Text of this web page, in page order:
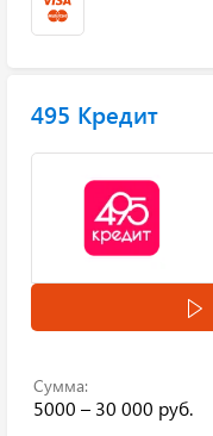
495 Кредит
Сумма:
5000 – 30 000 руб.